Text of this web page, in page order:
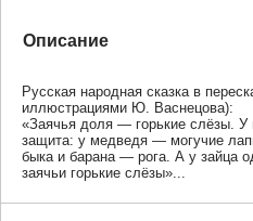
Описание
Русская народная сказка в
иллюстрациями Ю. Васнецова):
«Заячья доля — горькие слёзы. У
защита: у медведя — могучие
быка и барана — рога. А у зайца
заячьи горькие слёзы»...